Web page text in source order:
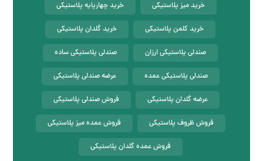
خرید میز پلاستیکی خرید چهارپایه پلاستیکی
خرید کلمن پلاستیکی خرید گلدان پلاستیکی
صندلی پلاستیکی ارزان صندلی پلاستیکی ساده
صندلی پلاستیکی عمده عرضه صندلی پلاستیکی
عرضه گلدان پلاستیکی فروش صندلی پلاستیکی
فروش ظروف پلاستیکی فروش عمده میز پلاستیکی
فروش عمده گلدان پلاستیکی